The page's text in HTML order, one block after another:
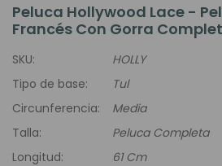
Peluca Hollywood Lace -
Francés Con Gorra
SKU:
HOLLY
Tipo de base:
Tul
Circunferencia:
Media
Talla:
Peluca Completa
Longitud:
61 Cm